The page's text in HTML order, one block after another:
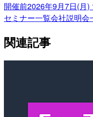
開催前2026年9月7日(月)
セミナー一覧会社説明会
関連記事